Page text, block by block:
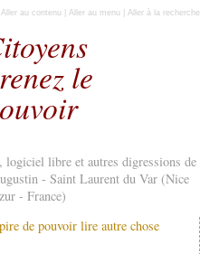
le
logiciel libre et autres digressions de
- Saint Laurent du Var (Nice
- France)
Aller au contenu Aller au menu Aller à la recherche
de pouvoir lire autre chose